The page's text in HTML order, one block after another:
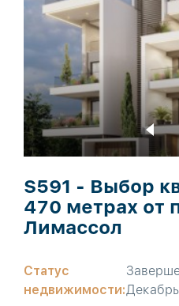
S591 - Выбор
470 метрах от
Лимассол
Статус
недвижимости: